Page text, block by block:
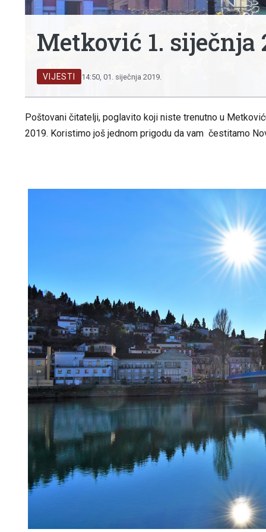
Metković 1. siječnja
VIJESTI 14:50, 01. siječnja 2019.
Poštovani čitatelji, poglavito koji niste trenutno u
2019. Koristimo još jednom prigodu da vam čestitamo